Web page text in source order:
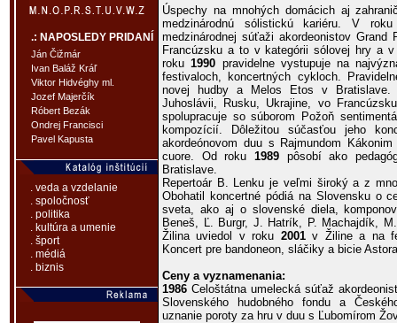
.: NAPOSLEDY PRIDANÍ
Ján Čižmár
Ivan Baláž Kráľ
Viktor Hidvéghy ml.
Jozef Majerčík
Róbert Bezák
Ondrej Francisci
Pavel Kapusta
. veda a vzdelanie
. spoločnosť
. politika
. kultúra a umenie
. šport
. médiá
. biznis
Úspechy na mnohých domácich aj
medzinárodnú sólistickú kariéru. V
medzinárodnej súťaži akordeonistov
Francúzsku a to v kategórii sólovej hry a v
roku1990 pravidelne vystupuje na
festivaloch, koncertných cykloch.
novej hudby a Melos Etos v Bratislave.
Juhoslávii, Rusku, Ukrajine, vo
spolupracuje so súborom Požoň
kompozícií. Dôležitou súčasťou jeho
akordeónovom duu s Rajmundom
cuore. Od roku 1989pôsobí ako
Bratislave.
Repertoár B. Lenku je veľmi široký a z
Obohatil koncertné pódiá na Slovensku o
sveta, ako aj o slovenské diela,
Beneš, Ľ. Burgr, J. Hatrík, P. Machajdík,
Žilina uviedol v roku 2001v Žiline a na
Koncert pre bandoneon, sláčiky a bicie
Ceny a vyznamenania:
1986 Celoštátna umelecká súťaž
Slovenského hudobného fondu a
uznanie poroty za hru v duu s Ľubomírom